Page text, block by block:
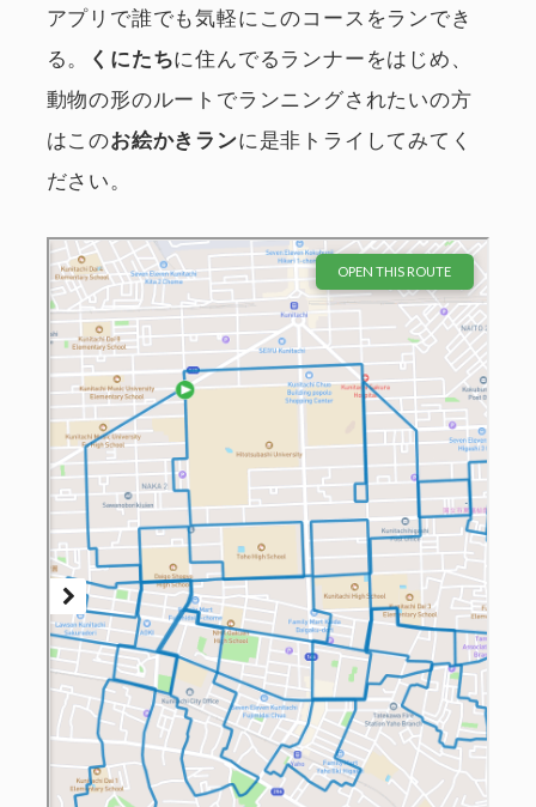
アプリで誰でも気軽にこのコースをランでき
る。
くにたちに住んでるランナーをはじめ、
動物の形のルートでランニングされたいの方
はこのお絵かきランに是非トライしてみてく
ださい。